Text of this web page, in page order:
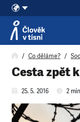
Přeskočit na obsah
Co děláme?
Cesta zpět
25. 5. 2016 2